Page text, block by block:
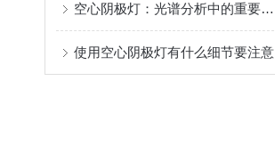
空心阴极灯：光谱分析中的重要工具
使用空心阴极灯有什么细节要注意